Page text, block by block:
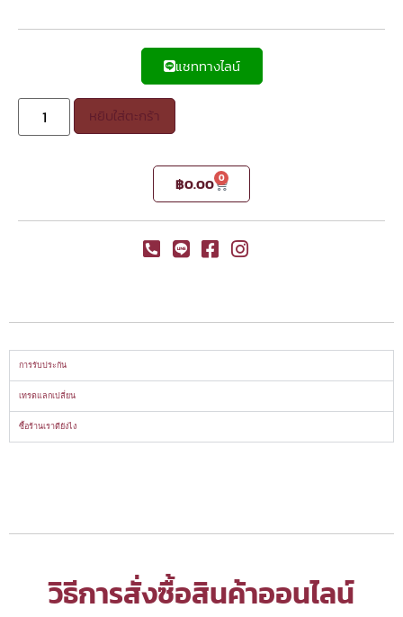
แชททางไลน์
หยิบใส่ตะกร้า
฿0.00 0
การรับประกัน
เทรดแลกเปลี่ยน
ซื้อร้านเราดียังไง
วิธีการสั่งซื้อสินค้าออนไลน์